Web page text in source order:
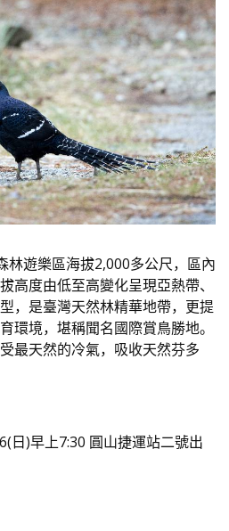
林遊樂區海拔2,000多公尺，區內
高度由低至高變化呈現亞熱帶、
，是臺灣天然林精華地帶，更提
環境，堪稱聞名國際賞鳥勝地。
最天然的冷氣，吸收天然芬多
日)早上7:30 圓山捷運站二號出